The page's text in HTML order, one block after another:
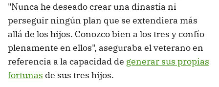
"Nunca he deseado crear una dinastía ni
perseguir ningún plan que se extendiera más
allá de los hijos. Conozco bien a los tres y confío
plenamente en ellos", aseguraba el veterano en
referencia a la capacidad de generar sus propias
fortunas de sus tres hijos.